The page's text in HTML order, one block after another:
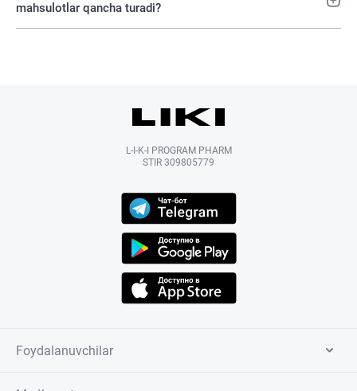
mahsulotlar qancha turadi?
L-I-K-I PROGRAM PHARM
STIR 309805779
Foydalanuvchilar